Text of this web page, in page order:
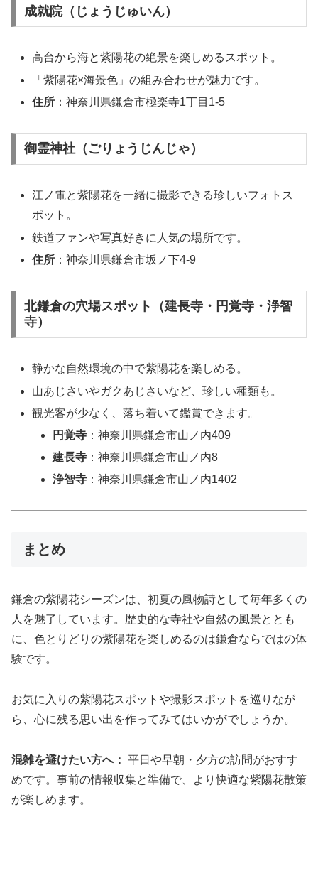
成就院（じょうじゅいん）
高台から海と紫陽花の絶景を楽しめるスポット。
「紫陽花×海景色」の組み合わせが魅力です。
住所 ：神奈川県鎌倉市極楽寺1丁目1-5
御霊神社（ごりょうじんじゃ）
江ノ電と紫陽花を一緒に撮影できる珍しいフォトス
ポット。
鉄道ファンや写真好きに人気の場所です。
住所 ：神奈川県鎌倉市坂ノ下4-9
北鎌倉の穴場スポット（建長寺・円覚寺・浄智
寺）
静かな自然環境の中で紫陽花を楽しめる。
山あじさいやガクあじさいなど、珍しい種類も。
観光客が少なく、落ち着いて鑑賞できます。
円覚寺 ：神奈川県鎌倉市山ノ内409
建長寺 ：神奈川県鎌倉市山ノ内8
浄智寺 ：神奈川県鎌倉市山ノ内1402
まとめ
鎌倉の紫陽花シーズンは、初夏の風物詩として毎年多くの
人を魅了しています。歴史的な寺社や自然の風景ととも
に、色とりどりの紫陽花を楽しめるのは鎌倉ならではの体
験です。
お気に入りの紫陽花スポットや撮影スポットを巡りなが
ら、心に残る思い出を作ってみてはいかがでしょうか。
混雑を避けたい方へ： 平日や早朝・夕方の訪問がおすす
めです。事前の情報収集と準備で、より快適な紫陽花散策
が楽しめます。